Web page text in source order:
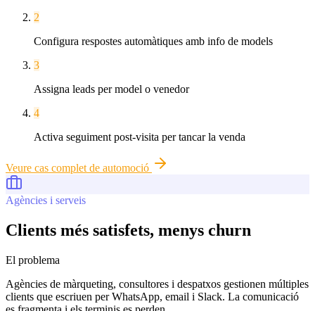
2
Configura respostes automàtiques amb info de models
3
Assigna leads per model o venedor
4
Activa seguiment post-visita per tancar la venda
Veure cas complet de automoció
Agències i serveis
Clients més satisfets, menys churn
El problema
Agències de màrqueting, consultores i despatxos gestionen múltiples
clients que escriuen per WhatsApp, email i Slack. La comunicació